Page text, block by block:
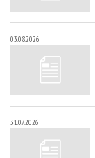
03.08.2026
31.07.2026